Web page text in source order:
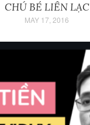
CHÚ BÉ LIÊN LẠC
MAY 17, 2016